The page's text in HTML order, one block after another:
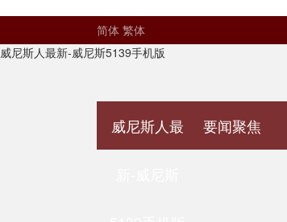
简体 繁体
威尼斯人最新-威尼斯5139手机版
威尼斯人最 要闻聚焦